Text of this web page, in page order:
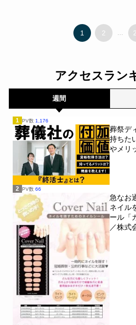
1 2
アクセスラン
週間
1 PV数 1,176
葬祭デ
持ちた
やメリ
2 PV数 66
急なお
ネイル
ール「
／株式